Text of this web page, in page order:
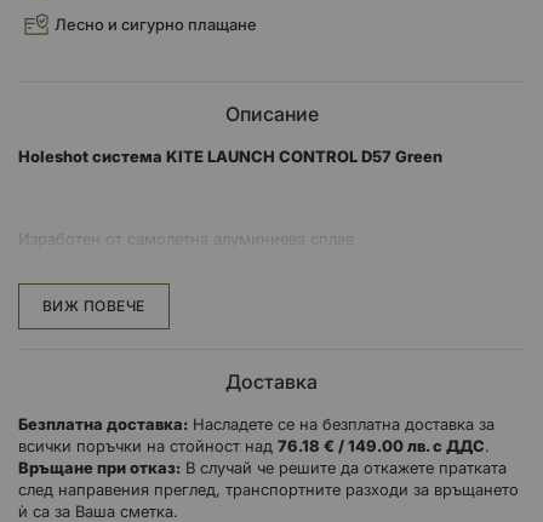
Лесно и сигурно плащане
Описание
Holeshot система KITE LAUNCH CONTROL D57 Green
Изработен от самолетна алуминиева сплав
Може да се монтира без да се сваля вилката от тройните скоби
предлага в оранжево, червено, синьо и зелено
Четири контактни точки за трайно фиксиране
ВИЖ ПОВЕЧЕ
Доставка
Безплатна доставка: Насладете се на безплатна доставка за
всички поръчки на стойност над 76.18 € / 149.00 лв. с ДДС.
Връщане при отказ: В случай че решите да откажете пратката
след направения преглед, транспортните разходи за връщането
ѝ са за Ваша сметка.